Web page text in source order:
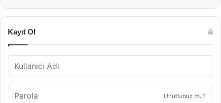
Kayıt Ol
Unuttunuz mu?